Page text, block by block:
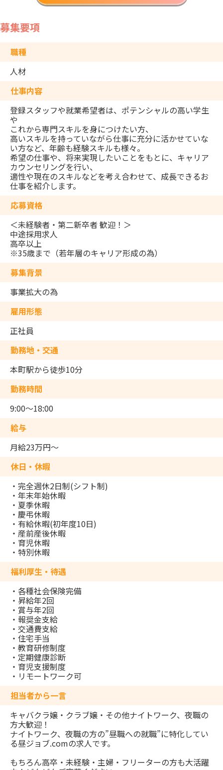
募集要項
職種
人材
仕事内容
登録スタッフや就業希望者は、ポテンシャルの高い学生
や
これから専門スキルを身につけたい方、
高いスキルを持っていながら仕事に充分に活かせていな
い方など、年齢も経験スキルも様々。
希望の仕事や、将来実現したいことをもとに、キャリア
カウンセリングを行い、
適性や現在のスキルなどを考え合わせて、成長できるお
仕事を紹介します。
応募資格
＜未経験者・第⼆新卒者 歓迎！＞
中途採用求人
高卒以上
※35歳まで（若年層のキャリア形成の為）
募集背景
事業拡大の為
雇用形態
正社員
勤務地・交通
本町駅から徒歩10分
勤務時間
9:00～18:00
給与
月給23万円～
休日・休暇
・完全週休2日制(シフト制)
・年末年始休暇
・夏季休暇
・慶弔休暇
・有給休暇(初年度10日)
・産前産後休暇
・育児休暇
・特別休暇
福利厚生・待遇
・各種社会保険完備
・昇給年2回
・賞与年2回
・報奨金支給
・交通費支給
・住宅手当
・教育研修制度
・定期健康診断
・育児支援制度
・リモートワーク可
担当者から一言
キャバクラ嬢・クラブ嬢・その他ナイトワーク、夜職の
方大歓迎！
ナイトワーク、夜職の方の”昼職への就職”に特化してい
る昼ジョブ.comの求人です。
もちろん高卒・未経験・主婦・フリーターの方も大活躍